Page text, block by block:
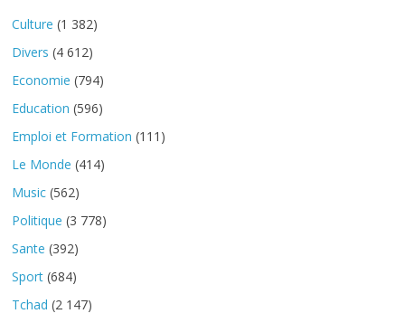
Culture (1 382)
Divers (4 612)
Economie (794)
Education (596)
Emploi et Formation (111)
Le Monde (414)
Music (562)
Politique (3 778)
Sante (392)
Sport (684)
Tchad (2 147)